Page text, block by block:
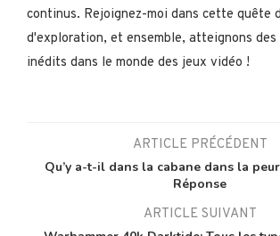
continus. Rejoignez-moi dans cette quête
d'exploration, et ensemble, atteignons des
inédits dans le monde des jeux vidéo !
ARTICLE PRÉCÉDENT
Qu’y a-t-il dans la cabane dans la
Réponse
ARTICLE SUIVANT